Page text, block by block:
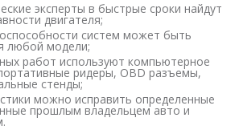
эксперты в быстрые сроки найдут
двигателя;
систем может быть
любой модели;
работ используют компьютерное
ридеры, OBD разъемы,
стенды;
можно исправить определенные
прошлым владельцем авто и